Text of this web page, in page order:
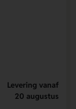
Levering vanaf
20 augustus